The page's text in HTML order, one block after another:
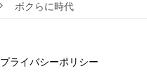
ボクらに時代
プライバシーポリシー